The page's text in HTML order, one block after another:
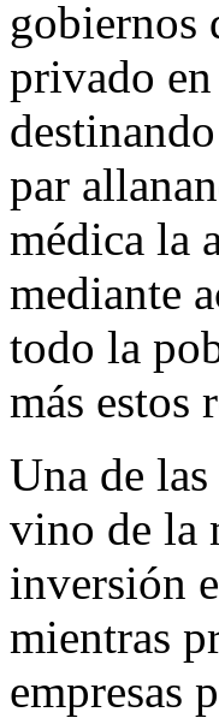
gobiernos
privado
par
médica la
mediante
todo la
más estos
Una de
vino de la
inversión
mientras
empresas